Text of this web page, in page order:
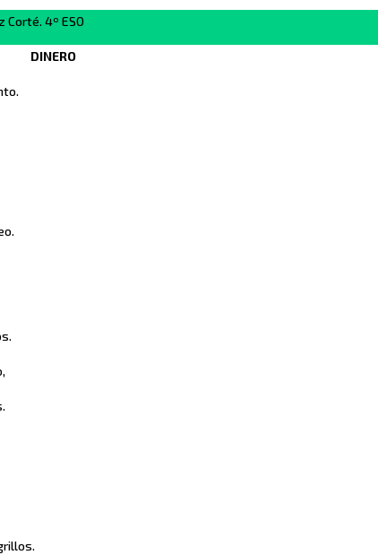
Corté. 4º ESO
DINERO